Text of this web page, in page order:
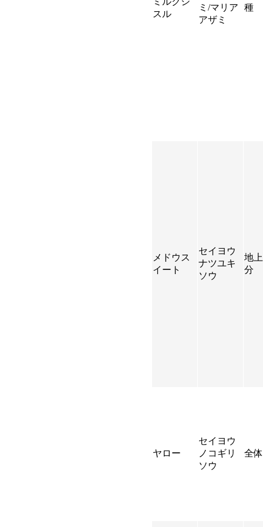
スル
ミ/マリア
アザミ
種
メドウス
イート
セイヨウ
ナツユキ
ソウ
地
分
ヤロー
セイヨウ
ノコギリ
ソウ
全体